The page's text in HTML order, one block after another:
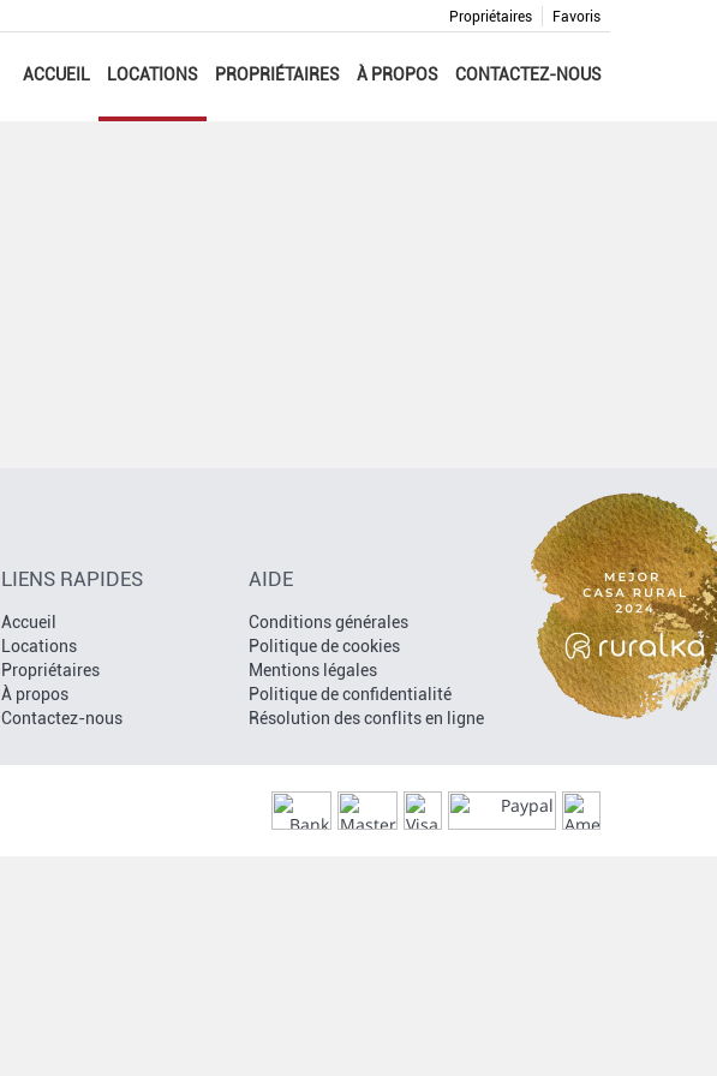
Favoris
Propriétaires
ACCUEIL LOCATIONS PROPRIÉTAIRES À PROPOS CONTACTEZ-NOUS
LIENS RAPIDES
Accueil
Locations
Propriétaires
À propos
Contactez-nous
AIDE
Conditions générales
Politique de cookies
Mentions légales
Politique de confidentialité
Résolution des conflits en ligne